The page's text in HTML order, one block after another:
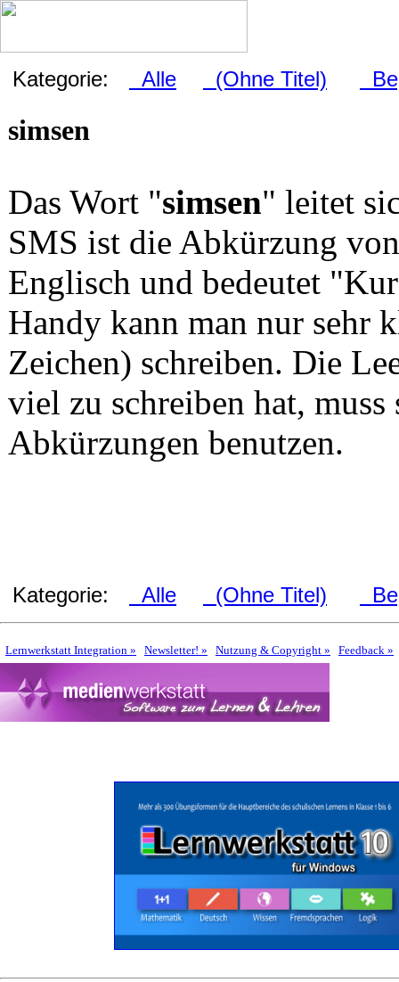
Kategorie: Alle (Ohne Titel)
simsen
Das Wort "simsen" leitet
SMS ist die Abkürzung
Englisch und bedeutet
Handy kann man nur sehr
Zeichen) schreiben. Die
viel zu schreiben hat,
Abkürzungen benutzen.
Kategorie: Alle (Ohne Titel)
Lernwerkstatt Integration » Newsletter! » Nutzung & Copyright » Feedback »